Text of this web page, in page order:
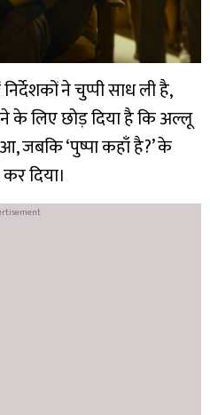
ने चुप्पी साध ली है,
के लिए छोड़ दिया है कि अल्लू
जबकि ‘पुष्पा कहाँ है?’ के
दिया।